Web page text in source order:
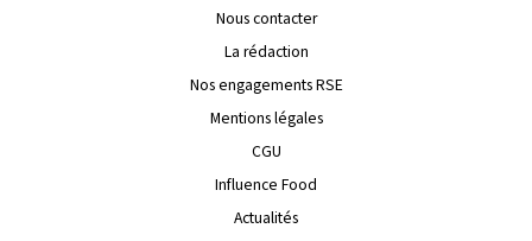
Nous contacter
La rédaction
Nos engagements RSE
Mentions légales
CGU
Influence Food
Actualités